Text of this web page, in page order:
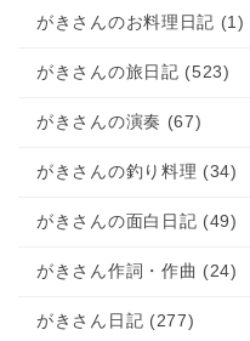
がきさんのお料理日記 (1)
がきさんの旅日記 (523)
がきさんの演奏 (67)
がきさんの釣り料理 (34)
がきさんの面白日記 (49)
がきさん作詞・作曲 (24)
がきさん日記 (277)